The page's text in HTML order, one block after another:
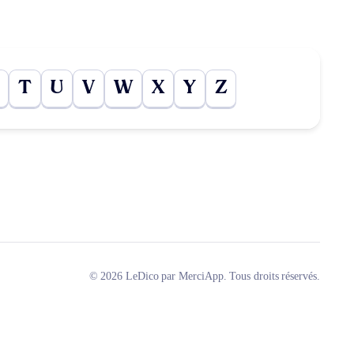
T U V W X Y Z
© 2026 LeDico par MerciApp. Tous droits réservés.